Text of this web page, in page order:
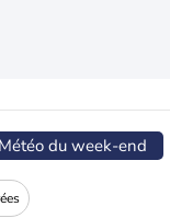
Météo du week-end